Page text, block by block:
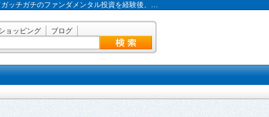
ッチガチのファンダメンタル投資を経験後、…
ョッピング ブログ